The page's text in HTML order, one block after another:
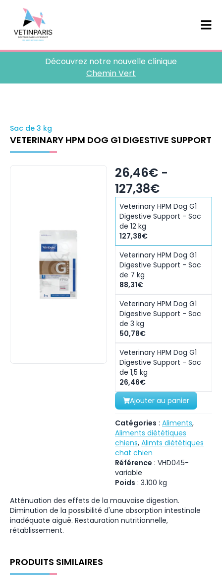
Découvrez notre nouvelle clinique
Chemin Vert
Sac de 3 kg
VETERINARY HPM DOG G1 DIGESTIVE SUPPORT
26,46€ -
127,38€
Veterinary HPM Dog G1
Digestive Support - Sac
de 12 kg
127,38€
Veterinary HPM Dog G1
Digestive Support - Sac
de 7 kg
88,31€
Veterinary HPM Dog G1
Digestive Support - Sac
de 3 kg
50,78€
Veterinary HPM Dog G1
Digestive Support - Sac
de 1,5 kg
26,46€
Ajouter au panier
Catégories : Aliments,
Aliments diététiques
chiens, Alimts diététiques
chat chien
Référence : VHD045-
variable
Poids : 3.100 kg
Atténuation des effets de la mauvaise digestion.
Diminution de la possibilité d'une absorption intestinale
inadéquate aiguë. Restauration nutritionnelle,
rétablissement.
PRODUITS SIMILAIRES